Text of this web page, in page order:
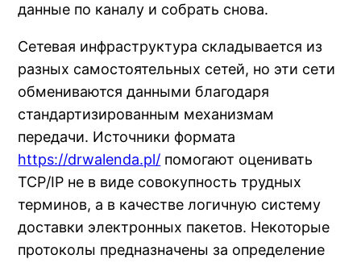
данные по каналу и собрать снова.
Сетевая инфраструктура складывается из
разных самостоятельных сетей, но эти сети
обмениваются данными благодаря
стандартизированным механизмам
передачи. Источники формата
https://drwalenda.pl/ помогают оценивать
TCP/IP не в виде совокупность трудных
терминов, а в качестве логичную систему
доставки электронных пакетов. Некоторые
протоколы предназначены за определение